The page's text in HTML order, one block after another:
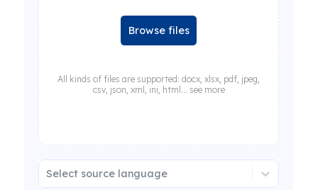
Browse files
All kinds of files are supported: docx, xlsx, pdf, jpeg,
csv, json, xml, ini, html... see more
Select source language